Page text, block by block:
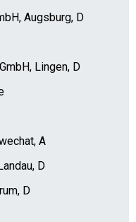
Augsburg, D
Lingen, D
A
D
D